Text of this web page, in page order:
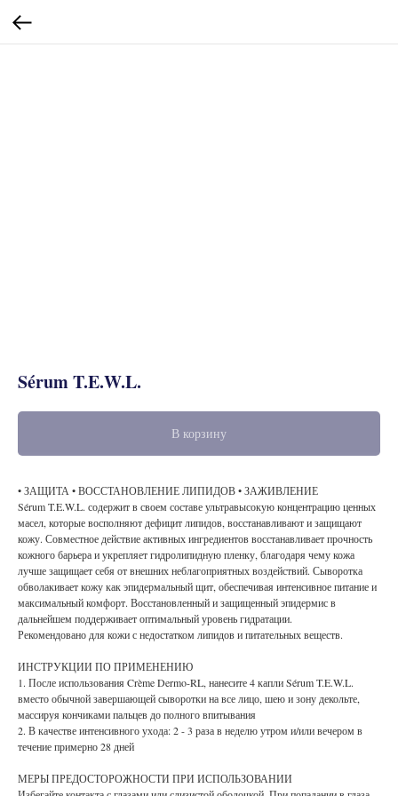
Sérum T.E.W.L.
В корзину
• ЗАЩИТА • ВОССТАНОВЛЕНИЕ ЛИПИДОВ • ЗАЖИВЛЕНИЕ
Sérum T.E.W.L. содержит в своем составе ультравысокую концентрацию ценных
масел, которые восполняют дефицит липидов, восстанавливают и защищают
кожу. Совместное действие активных ингредиентов восстанавливает прочность
кожного барьера и укрепляет гидролипидную пленку, благодаря чему кожа
лучше защищает себя от внешних неблагоприятных воздействий. Сыворотка
обволакивает кожу как эпидермальный щит, обеспечивая интенсивное питание и
максимальный комфорт. Восстановленный и защищенный эпидермис в
дальнейшем поддерживает оптимальный уровень гидратации.
Рекомендовано для кожи с недостатком липидов и питательных веществ.
ИНСТРУКЦИИ ПО ПРИМЕНЕНИЮ
1. После использования Crème Dermo-RL, нанесите 4 капли Sérum T.E.W.L.
вместо обычной завершающей сыворотки на все лицо, шею и зону декольте,
массируя кончиками пальцев до полного впитывания
2. В качестве интенсивного ухода: 2 - 3 раза в неделю утром и/или вечером в
течение примерно 28 дней
МЕРЫ ПРЕДОСТОРОЖНОСТИ ПРИ ИСПОЛЬЗОВАНИИ